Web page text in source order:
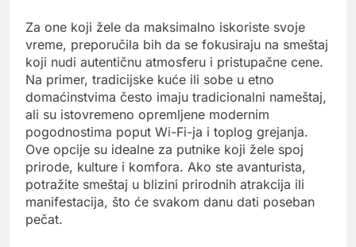
Za one koji žele da maksimalno iskoriste svoje
vreme, preporučila bih da se fokusiraju na smeštaj
koji nudi autentičnu atmosferu i pristupačne cene.
Na primer, tradicijske kuće ili sobe u etno
domaćinstvima često imaju tradicionalni nameštaj,
ali su istovremeno opremljene modernim
pogodnostima poput Wi-Fi-ja i toplog grejanja.
Ove opcije su idealne za putnike koji žele spoj
prirode, kulture i komfora. Ako ste avanturista,
potražite smeštaj u blizini prirodnih atrakcija ili
manifestacija, što će svakom danu dati poseban
pečat.